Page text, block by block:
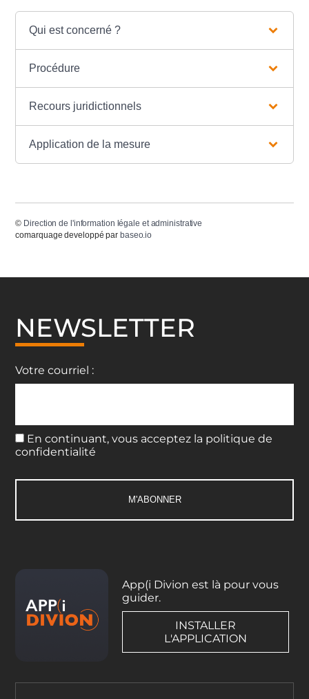
Qui est concerné ?
Procédure
Recours juridictionnels
Application de la mesure
© Direction de l'information légale et administrative
comarquage developpé par baseo.io
NEWSLETTER
Votre courriel :
En continuant, vous acceptez la politique de
confidentialité
App(i Divion est là pour vous
guider.
INSTALLER
L'APPLICATION